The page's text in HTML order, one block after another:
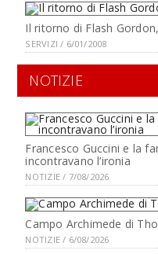
Il ritorno di Flash
SERVIZI / 6/01/2008
NOTIZIE
Francesco Guccini e la
incontravano l’ironia
NOTIZIE / 7/08/2026
Campo Archimede di
NOTIZIE / 6/08/2026